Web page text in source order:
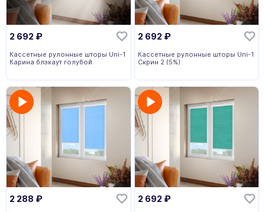
2 692 ₽
Кассетные рулонные шторы Uni-1
Карина блэкаут голубой
2 692 ₽
Кассетные рулонные шторы Uni-1
Скрин 2 (5%)
2 288 ₽ 2 692 ₽